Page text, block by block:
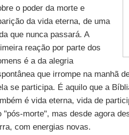
o poder da morte e
da vida eterna, de uma
que nunca passará. A
reação por parte dos
é a da alegria
que irrompe na manhã
se participa. É aquilo que a
é vida eterna, vida de
"pós-morte", mas desde agora
com energias novas.